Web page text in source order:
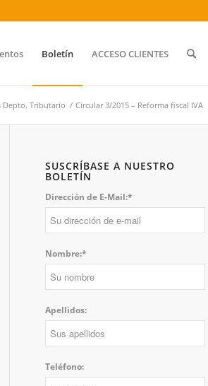
Boletín ACCESO CLIENTES
Depto. Tributario / Circular 3/2015 – Reforma fiscal IVA
SUSCRÍBASE A NUESTRO
BOLETÍN
Dirección de E-Mail:*
Nombre:*
Apellidos:
Teléfono: